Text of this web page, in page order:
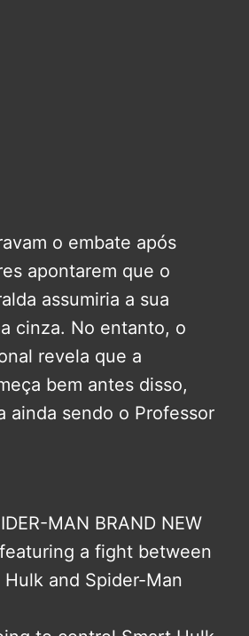
o embate após
apontarem que o
assumiria a sua
cinza. No entanto, o
revela que a
bem antes disso,
ainda sendo o Professor
MAN BRAND NEW
a fight between
Hulk and Spider-Man